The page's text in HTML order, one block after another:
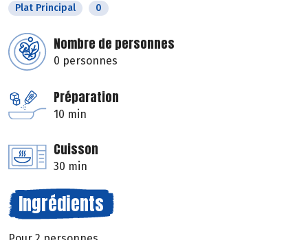
Plat Principal 0
Nombre de personnes
0 personnes
Préparation
10 min
Cuisson
30 min
Ingrédients